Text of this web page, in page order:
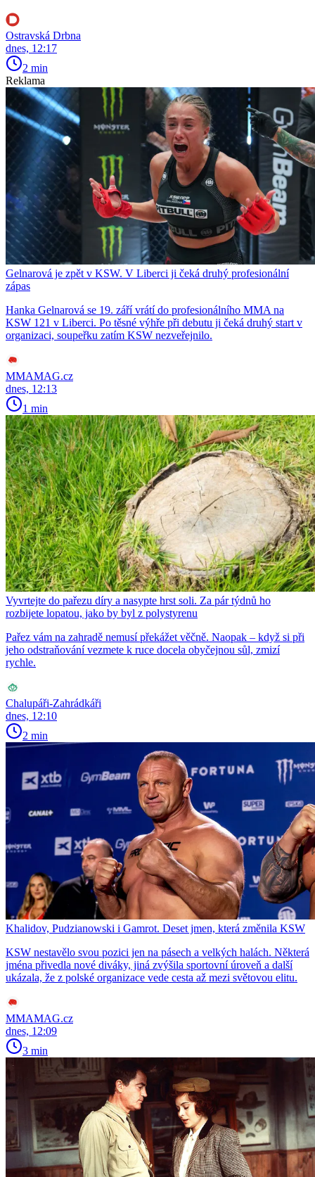
Ostravská Drbna
dnes, 12:17
2 min
Reklama
Gelnarová je zpět v KSW. V Liberci ji čeká druhý profesionální
zápas
Hanka Gelnarová se 19. září vrátí do profesionálního MMA na
KSW 121 v Liberci. Po těsné výhře při debutu ji čeká druhý start v
organizaci, soupeřku zatím KSW nezveřejnilo.
MMAMAG.cz
dnes, 12:13
1 min
Vyvrtejte do pařezu díry a nasypte hrst soli. Za pár týdnů ho
rozbijete lopatou, jako by byl z polystyrenu
Pařez vám na zahradě nemusí překážet věčně. Naopak – když si při
jeho odstraňování vezmete k ruce docela obyčejnou sůl, zmizí
rychle.
Chalupáři-Zahrádkáři
dnes, 12:10
2 min
Khalidov, Pudzianowski i Gamrot. Deset jmen, která změnila KSW
KSW nestavělo svou pozici jen na pásech a velkých halách. Některá
jména přivedla nové diváky, jiná zvýšila sportovní úroveň a další
ukázala, že z polské organizace vede cesta až mezi světovou elitu.
MMAMAG.cz
dnes, 12:09
3 min